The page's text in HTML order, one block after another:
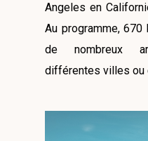
Angeles en
Au programme,
de nombreux
différentes villes ou